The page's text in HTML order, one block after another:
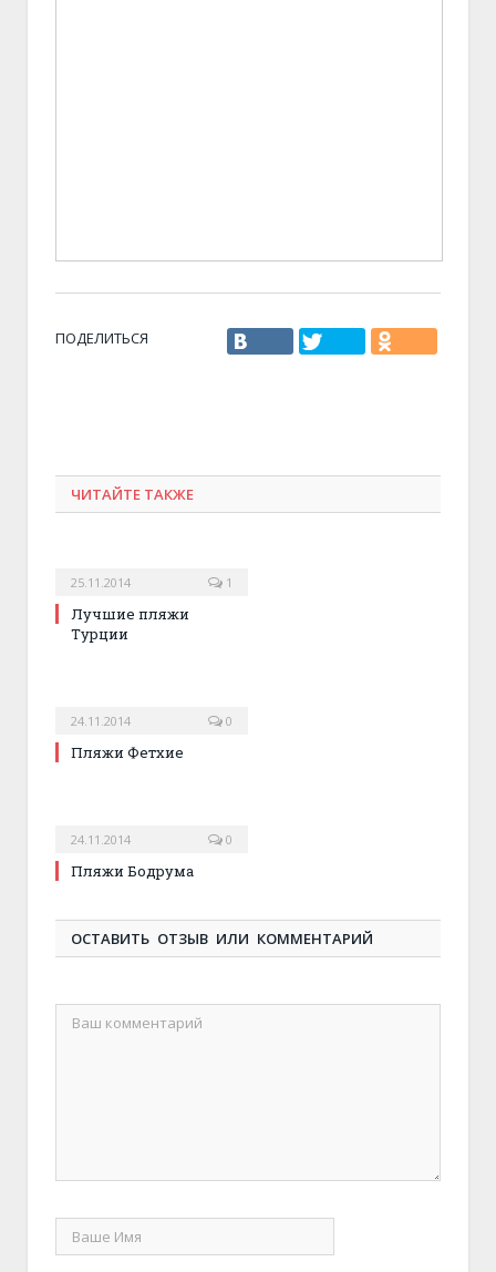
ПОДЕЛИТЬСЯ
ЧИТАЙТЕ ТАКЖЕ
25.11.2014 1
Лучшие пляжи
Турции
24.11.2014 0
Пляжи Фетхие
24.11.2014 0
Пляжи Бодрума
ОСТАВИТЬ ОТЗЫВ ИЛИ КОММЕНТАРИЙ